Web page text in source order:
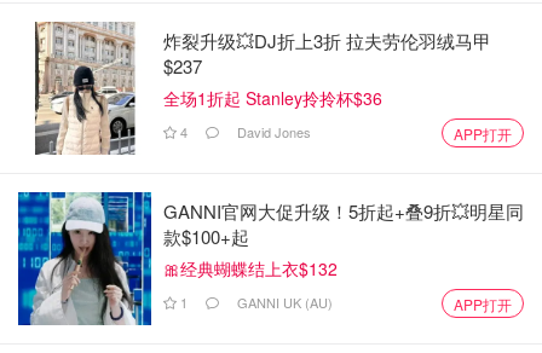
炸裂升级💥DJ折上3折 拉夫劳伦羽绒马甲
$237
全场1折起 Stanley拎拎杯$36
4 David Jones APP打开
GANNI官网大促升级！5折起+叠9折💥明星同
款$100+起
🎀经典蝴蝶结上衣$132
1 GANNI UK (AU) APP打开